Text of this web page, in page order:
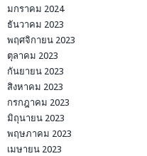
มกราคม 2024
ธันวาคม 2023
พฤศจิกายน 2023
ตุลาคม 2023
กันยายน 2023
สิงหาคม 2023
กรกฎาคม 2023
มิถุนายน 2023
พฤษภาคม 2023
เมษายน 2023